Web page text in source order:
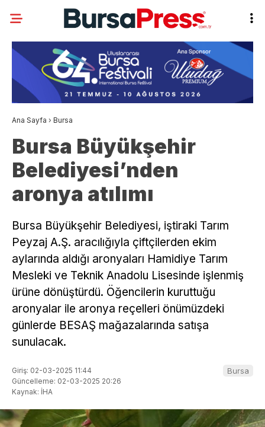
Ana Sayfa › Bursa
Bursa Büyükşehir
Belediyesi’nden
aronya atılımı
Bursa Büyükşehir Belediyesi, iştiraki Tarım
Peyzaj A.Ş. aracılığıyla çiftçilerden ekim
aylarında aldığı aronyaları Hamidiye Tarım
Mesleki ve Teknik Anadolu Lisesinde işlenmiş
ürüne dönüştürdü. Öğencilerin kuruttuğu
aronyalar ile aronya reçelleri önümüzdeki
günlerde BESAŞ mağazalarında satışa
sunulacak.
Giriş: 02-03-2025 11:44
Güncelleme: 02-03-2025 20:26
Kaynak: İHA
Bursa